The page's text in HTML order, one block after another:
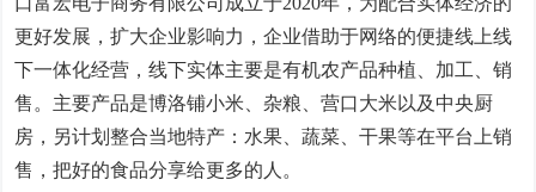
更好发展，扩大企业影响力，企业借助于网络的便捷线上线
下一体化经营，线下实体主要是有机农产品种植、加工、销
售。主要产品是博洛铺小米、杂粮、营口大米以及中央厨
房，另计划整合当地特产：水果、蔬菜、干果等在平台上销
售，把好的食品分享给更多的人。